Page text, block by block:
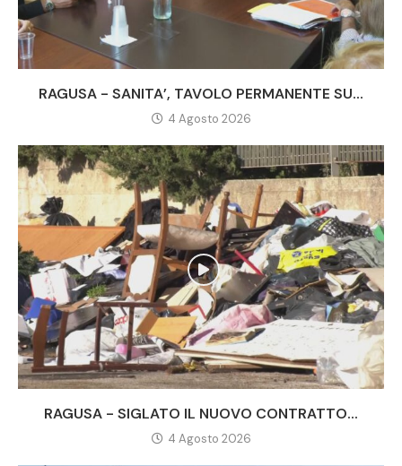
RAGUSA - SANITA’, TAVOLO PERMANENTE SU...
4 Agosto 2026
RAGUSA - SIGLATO IL NUOVO CONTRATTO...
4 Agosto 2026